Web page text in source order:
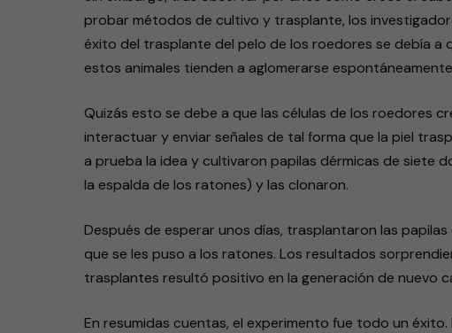
probar métodos de cultivo y trasplante, los
éxito del trasplante del pelo de los roedores se debía a
estos animales tienden a aglomerarse
Quizás esto se debe a que las células de los roedores
interactuar y enviar señales de tal forma que la piel
a prueba la idea y cultivaron papilas dérmicas de siete
la espalda de los ratones) y las clonaron.
Después de esperar unos días, trasplantaron las
que se les puso a los ratones. Los resultados
trasplantes resultó positivo en la generación de nuevo
En resumidas cuentas, el experimento fue todo un